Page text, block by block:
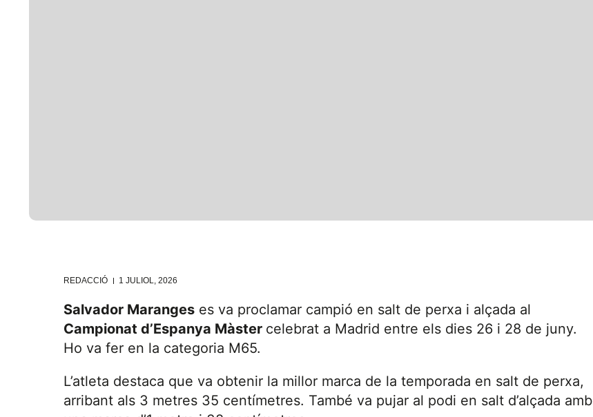
REDACCIÓ 1 JULIOL, 2026
Salvador Maranges es va proclamar campió en salt de perxa i alçada al
Campionat d’Espanya Màster celebrat a Madrid entre els dies 26 i 28 de juny.
Ho va fer en la categoria M65.
L’atleta destaca que va obtenir la millor marca de la temporada en salt de perxa,
arribant als 3 metres 35 centímetres. També va pujar al podi en salt d’alçada amb